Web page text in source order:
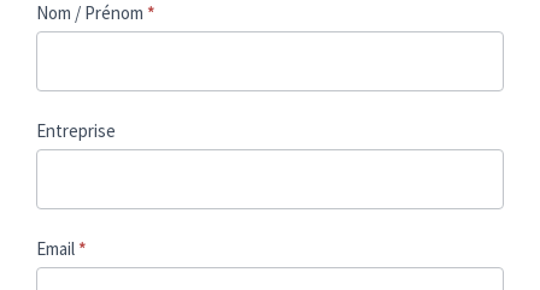
Demande
KDFP
Nom / Prénom *
Entreprise
Email *